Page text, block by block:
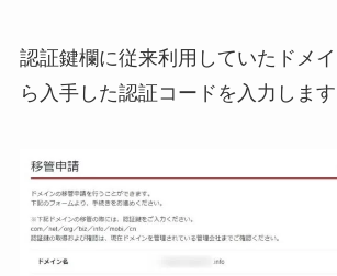
認証鍵欄に従来利用していたドメ
ら入手した認証コードを入力します